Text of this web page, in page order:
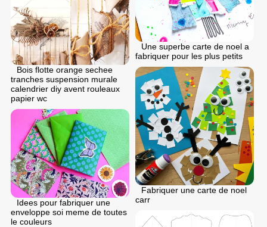
Une superbe carte de noel a
fabriquer pour les plus petits
Bois flotte orange sechee
tranches suspension murale
calendrier diy avent rouleaux
papier wc
Fabriquer une carte de noel
carr
Idees pour fabriquer une
enveloppe soi meme de toutes
le couleurs